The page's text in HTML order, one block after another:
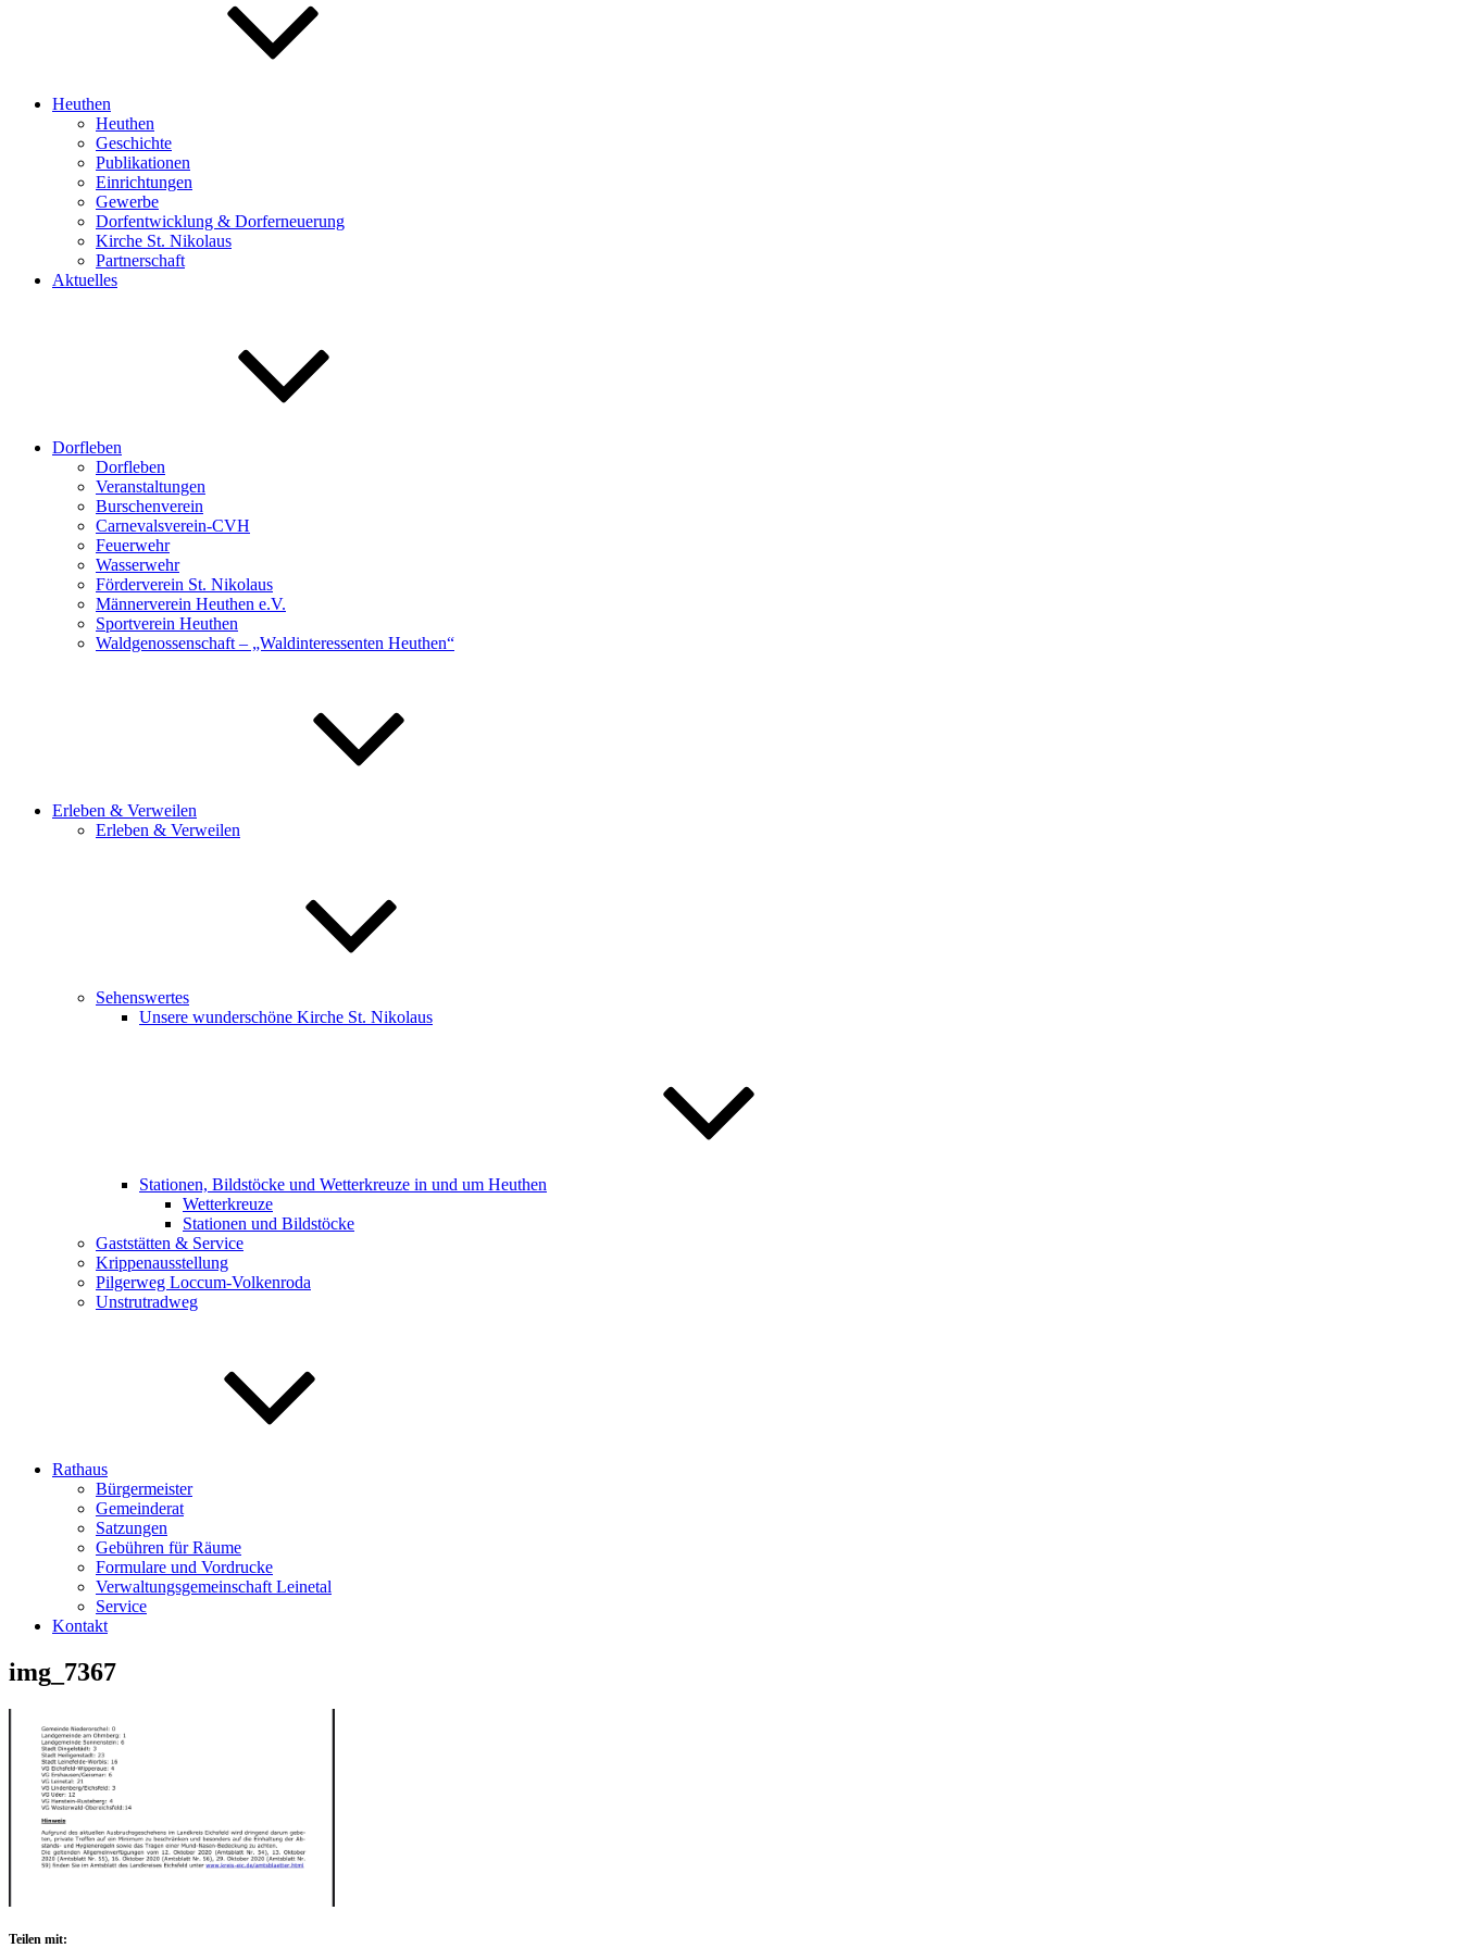
Heuthen
Heuthen
Geschichte
Publikationen
Einrichtungen
Gewerbe
Dorfentwicklung & Dorferneuerung
Kirche St. Nikolaus
Partnerschaft
Aktuelles
Dorfleben
Dorfleben
Veranstaltungen
Burschenverein
Carnevalsverein-CVH
Feuerwehr
Wasserwehr
Förderverein St. Nikolaus
Männerverein Heuthen e.V.
Sportverein Heuthen
Waldgenossenschaft – „Waldinteressenten Heuthen“
Erleben & Verweilen
Erleben & Verweilen
Sehenswertes
Unsere wunderschöne Kirche St. Nikolaus
Stationen, Bildstöcke und Wetterkreuze in und um Heuthen
Wetterkreuze
Stationen und Bildstöcke
Gaststätten & Service
Krippenausstellung
Pilgerweg Loccum-Volkenroda
Unstrutradweg
Rathaus
Bürgermeister
Gemeinderat
Satzungen
Gebühren für Räume
Formulare und Vordrucke
Verwaltungsgemeinschaft Leinetal
Service
Kontakt
img_7367
Teilen mit: